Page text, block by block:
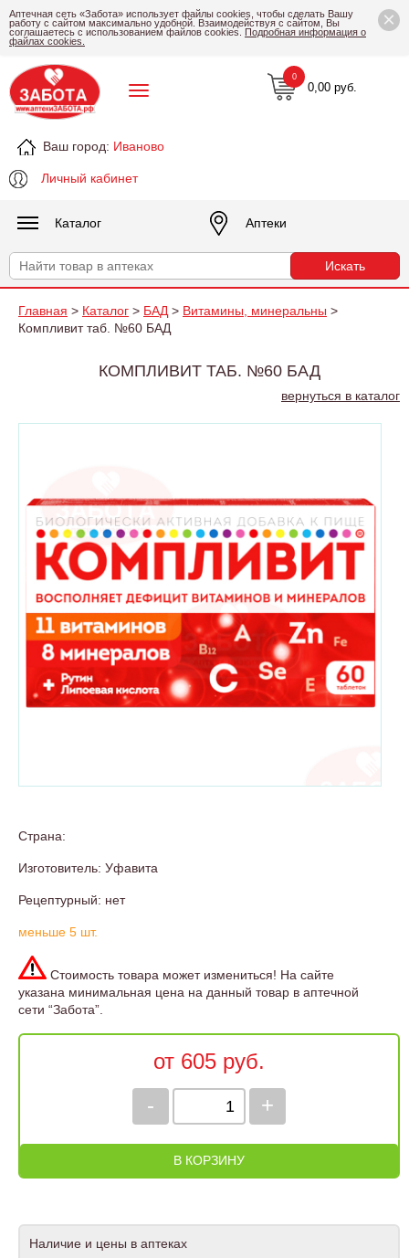
×
Аптечная сеть «Забота» использует файлы cookies, чтобы сделать Вашу
работу с сайтом максимально удобной. Взаимодействуя с сайтом, Вы
соглашаетесь с использованием файлов cookies. Подробная информация о
файлах cookies.
Ваш город: Иваново
Личный кабинет
0,00 руб.
0
Каталог Аптеки
Главная > Каталог > БАД > Витамины, минеральны >
Компливит таб. №60 БАД
КОМПЛИВИТ ТАБ. №60 БАД
вернуться в каталог
Страна:
Изготовитель: Уфавита
Рецептурный: нет
меньше 5 шт.
Стоимость товара может измениться! На сайте
указана минимальная цена на данный товар в аптечной
сети “Забота”.
от 605 руб.
+
-
В КОРЗИНУ
Наличие и цены в аптеках